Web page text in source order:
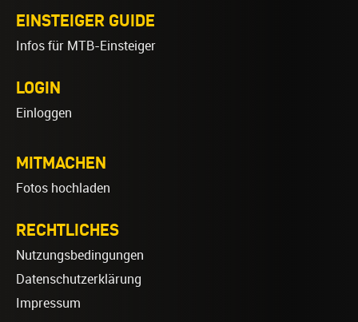
EINSTEIGER GUIDE
Infos für MTB-Einsteiger
LOGIN
Einloggen
MITMACHEN
Fotos hochladen
RECHTLICHES
Nutzungsbedingungen
Datenschutzerklärung
Impressum